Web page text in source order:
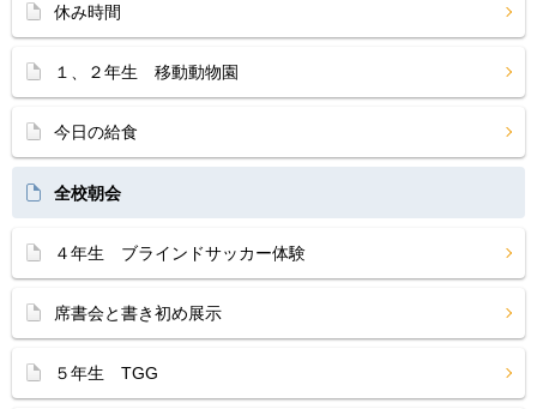
休み時間
１、２年生 移動動物園
今日の給食
全校朝会
４年生 ブラインドサッカー体験
席書会と書き初め展示
５年生 TGG